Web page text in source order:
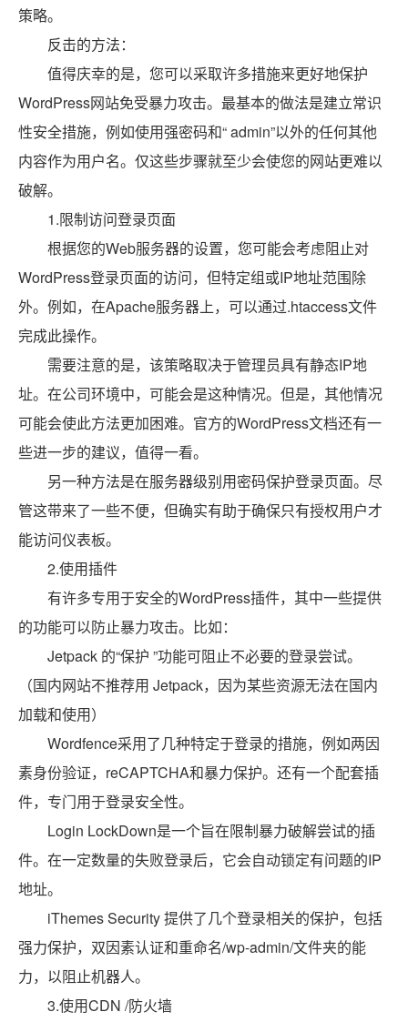
策略。
反击的方法：
值得庆幸的是，您可以采取许多措施来更好地保护
WordPress网站免受暴力攻击。最基本的做法是建立常识
性安全措施，例如使用强密码和“ admin”以外的任何其他
内容作为用户名。仅这些步骤就至少会使您的网站更难以
破解。
1.限制访问登录页面
根据您的Web服务器的设置，您可能会考虑阻止对
WordPress登录页面的访问，但特定组或IP地址范围除
外。例如，在Apache服务器上，可以通过.htaccess文件
完成此操作。
需要注意的是，该策略取决于管理员具有静态IP地
址。在公司环境中，可能会是这种情况。但是，其他情况
可能会使此方法更加困难。官方的WordPress文档还有一
些进一步的建议，值得一看。
另一种方法是在服务器级别用密码保护登录页面。尽
管这带来了一些不便，但确实有助于确保只有授权用户才
能访问仪表板。
2.使用插件
有许多专用于安全的WordPress插件，其中一些提供
的功能可以防止暴力攻击。比如：
Jetpack 的“保护 ”功能可阻止不必要的登录尝试。
（国内网站不推荐用 Jetpack，因为某些资源无法在国内
加载和使用）
Wordfence采用了几种特定于登录的措施，例如两因
素身份验证，reCAPTCHA和暴力保护。还有一个配套插
件，专门用于登录安全性。
Login LockDown是一个旨在限制暴力破解尝试的插
件。在一定数量的失败登录后，它会自动锁定有问题的IP
地址。
iThemes Security 提供了几个登录相关的保护，包括
强力保护，双因素认证和重命名/wp-admin/文件夹的能
力，以阻止机器人。
3.使用CDN /防火墙